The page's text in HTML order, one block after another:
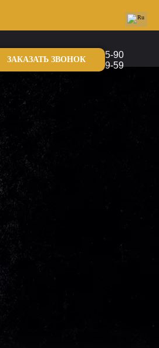
8 (800) 505-95-90
+7 996 105-99-59
ЗАКАЗАТЬ ЗВОНОК